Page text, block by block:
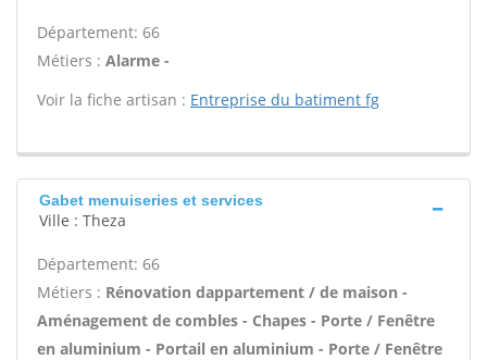
Département: 66
Métiers : Alarme -
Voir la fiche artisan : Entreprise du batiment fg
Gabet menuiseries et services
Ville : Theza
Département: 66
Métiers : Rénovation dappartement / de maison -
Aménagement de combles - Chapes - Porte / Fenêtre
en aluminium - Portail en aluminium - Porte / Fenêtre